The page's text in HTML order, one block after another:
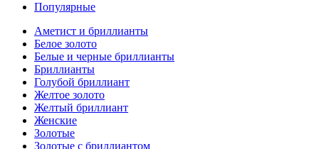
Популярные
Аметист и бриллианты
Белое золото
Белые и черные бриллианты
Бриллианты
Голубой бриллиант
Желтое золото
Желтый бриллиант
Женские
Золотые
Золотые с бриллиантом